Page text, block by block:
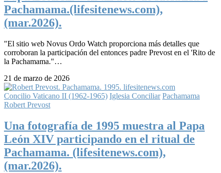
Pachamama.(lifesitenews.com),
(mar.2026).
"El sitio web Novus Ordo Watch proporciona más detalles que
corroboran la participación del entonces padre Prevost en el 'Rito de
la Pachamama."…
21 de marzo de 2026
Concilio Vaticano II (1962-1965) Iglesia Conciliar Pachamama
Robert Prevost
Una fotografía de 1995 muestra al Papa
León XIV participando en el ritual de
Pachamama. (lifesitenews.com),
(mar.2026).